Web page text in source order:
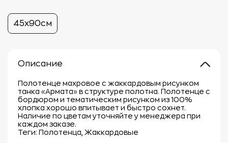
45х90см
Описание
Полотенце махровое с жаккардовым рисунком
танка «Армата» в структуре полотна. Полотенце с
бордюром и тематическим рисунком из 100%
хлопка хорошо впитывает и быстро сохнет.
Наличие по цветам уточняйте у менеджера при
каждом заказе.
Теги: Полотенца, Жаккардовые